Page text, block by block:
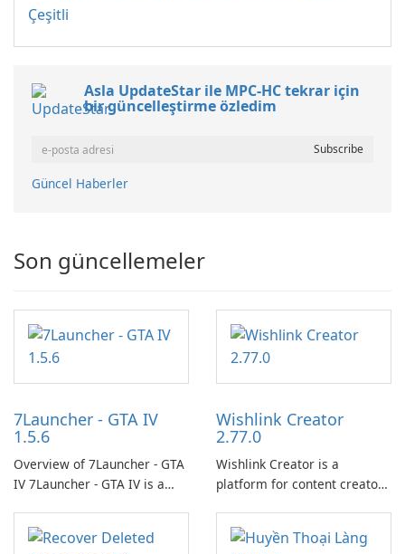
Çeşitli
Asla UpdateStar ile MPC-HC tekrar için
bir güncelleştirme özledim
Güncel Haberler
Son güncellemeler
7Launcher - GTA IV
1.5.6
Overview of 7Launcher - GTA
IV 7Launcher - GTA IV is a
application designed to
optimize the gaming
Wishlink Creator
2.77.0
Wishlink Creator is a
platform for content creators
work through built-in brand
partnerships and integrated